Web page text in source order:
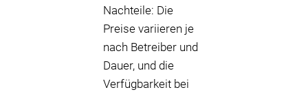
Nachteile: Die
Preise variieren je
nach Betreiber und
Dauer, und die
Verfügbarkeit bei